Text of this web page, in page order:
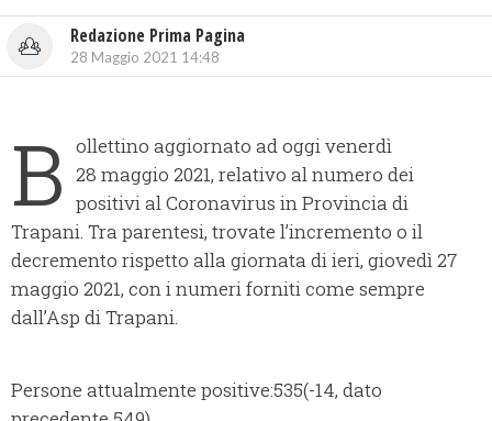
Redazione Prima Pagina
28 Maggio 2021 14:48
B ollettino aggiornato ad oggi venerdì
28 maggio 2021, relativo al numero dei
positivi al Coronavirus in Provincia di
Trapani. Tra parentesi, trovate l’incremento o il
decremento rispetto alla giornata di ieri, giovedì 27
maggio 2021, con i numeri forniti come sempre
dall’Asp di Trapani.
Persone attualmente positive:535(-14, dato